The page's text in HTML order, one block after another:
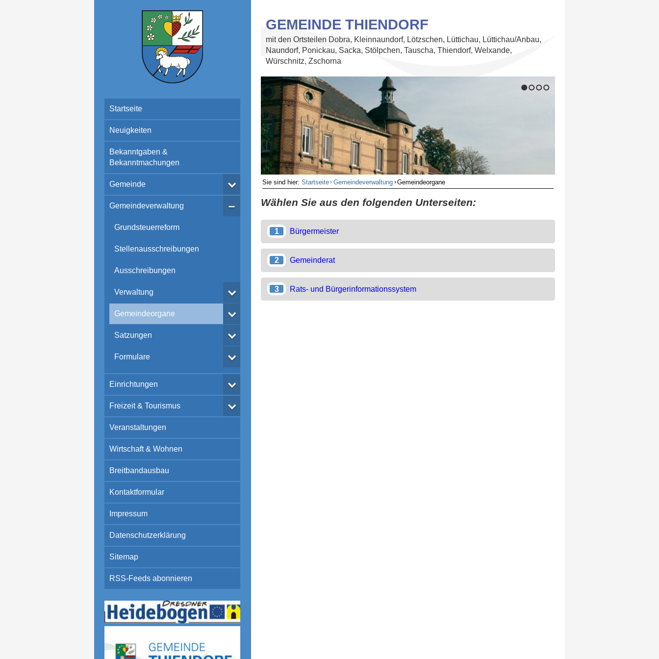
Startseite
Neuigkeiten
Bekanntgaben &
Bekanntmachungen
Gemeinde
Gemeindeverwaltung
Grundsteuerreform
Stellenausschreibungen
Ausschreibungen
Verwaltung
Gemeindeorgane
Satzungen
Formulare
Einrichtungen
Freizeit & Tourismus
Veranstaltungen
Wirtschaft & Wohnen
Breitbandausbau
Kontaktformular
Impressum
Datenschutzerklärung
Sitemap
RSS-Feeds abonnieren
GEMEINDE THIENDORF
mit den Ortsteilen Dobra, Kleinnaundorf, Lötzschen, Lüttichau, Lüttichau/Anbau,
Naundorf, Ponickau, Sacka, Stölpchen, Tauscha, Thiendorf, Welxande,
Würschnitz, Zschorna
Sie sind hier: Startseite› Gemeindeverwaltung ›Gemeindeorgane
Wählen Sie aus den folgenden Unterseiten:
Bürgermeister
Gemeinderat
Rats- und Bürgerinformationssystem